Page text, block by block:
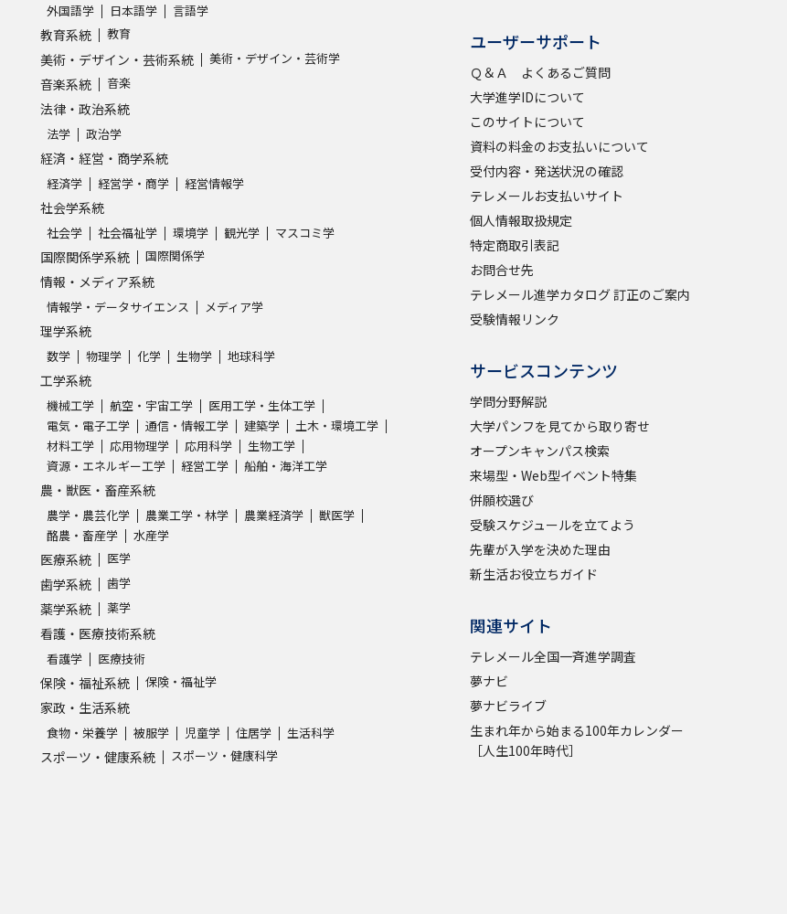
資料の料金のお支払いについて
特定商取引表記 テレメール進学カタログ訂正のご案内
受験情報リンク
外国語学 日本語学 言語学
教育系統 教育
美術・デザイン・芸術系統 美術・デザイン・芸術学
音楽系統 音楽
法律・政治系統
法学 政治学
経済・経営・商学系統
経済学 経営学・商学 経営情報学
社会学系統
社会学 社会福祉学 環境学 観光学 マスコミ学
国際関係学系統 国際関係学
情報・メディア系統
情報学・データサイエンス メディア学
理学系統
数学 物理学 化学 生物学 地球科学
工学系統
機械工学 航空・宇宙工学
医用工学・生体工学
電気・電子工学
通信・情報工学 建築学
土木・環境工学
材料工学
応用物理学 応用科学
生物工学
資源・エネルギー工学
経営工学 船舶・海洋工学
農・獣医・畜産系統
農学・農芸化学 農業工学・林学 農業経済学
獣医学
酪農・畜産学
水産学
医療系統 医学
歯学系統 歯学
薬学系統 薬学
看護・医療技術系統
看護学 医療技術
保険・福祉系統 保険・福祉学
家政・生活系統
食物・栄養学 被服学 児童学 住居学 生活科学
スポーツ・健康系統 スポーツ・健康科学
ユーザーサポート
Ｑ＆Ａ よくあるご質問
大学進学IDについて
このサイトについて
資料の料金のお支払いについて
受付内容・発送状況の確認
テレメールお支払いサイト
個人情報取扱規定
特定商取引表記
お問合せ先
テレメール進学カタログ 訂正のご案内
受験情報リンク
サービスコンテンツ
学問分野解説
大学パンフを見てから取り寄せ
オープンキャンパス検索
来場型・Web型イベント特集
併願校選び
受験スケジュールを立てよう
先輩が入学を決めた理由
新生活お役立ちガイド
関連サイト
テレメール全国一斉進学調査
夢ナビ
夢ナビライブ
生まれ年から始まる100年カレンダー
［人生100年時代］